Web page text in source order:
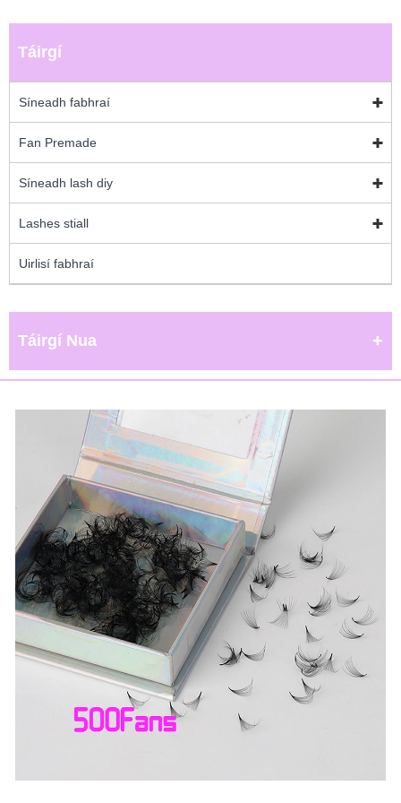
Táirgí
Síneadh fabhraí
Fan Premade
Síneadh lash diy
Lashes stiall
Uirlisí fabhraí
Táirgí Nua